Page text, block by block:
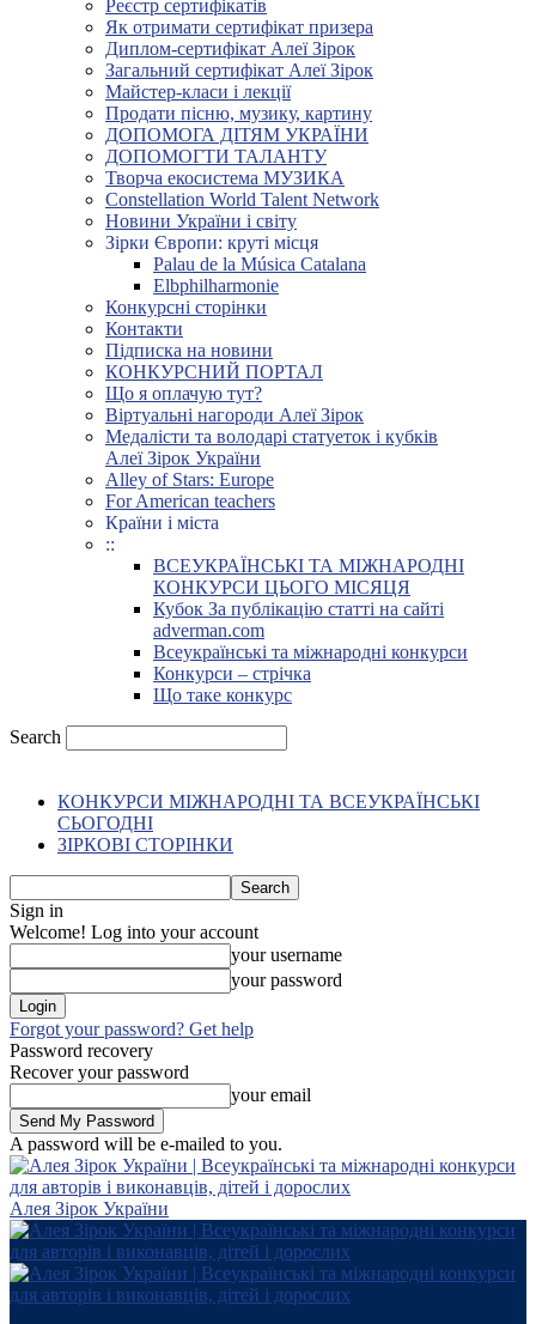
Реєстр сертифікатів
Як отримати сертифікат призера
Диплом-сертифікат Алеї Зірок
Загальний сертифікат Алеї Зірок
Майстер-класи і лекції
Продати пісню, музику, картину
ДОПОМОГА ДІТЯМ УКРАЇНИ
ДОПОМОГТИ ТАЛАНТУ
Творча екосистема МУЗИКА
Constellation World Talent Network
Новини України і світу
Зірки Європи: круті місця
Palau de la Música Catalana
Elbphilharmonie
Конкурсні сторінки
Контакти
Підписка на новини
КОНКУРСНИЙ ПОРТАЛ
Що я оплачую тут?
Віртуальні нагороди Алеї Зірок
Медалісти та володарі статуеток і кубків
Алеї Зірок України
Alley of Stars: Europe
For American teachers
Країни і міста
::
ВСЕУКРАЇНСЬКІ ТА МІЖНАРОДНІ
КОНКУРСИ ЦЬОГО МІСЯЦЯ
Кубок За публікацію статті на сайті
adverman.com
Всеукраїнські та міжнародні конкурси
Конкурси – стрічка
Що таке конкурс
Search
КОНКУРСИ МІЖНАРОДНІ ТА ВСЕУКРАЇНСЬКІ
СЬОГОДНІ
ЗІРКОВІ СТОРІНКИ
Sign in
Welcome! Log into your account
your username
your password
Forgot your password? Get help
Password recovery
Recover your password
your email
A password will be e-mailed to you.
Алея Зірок України